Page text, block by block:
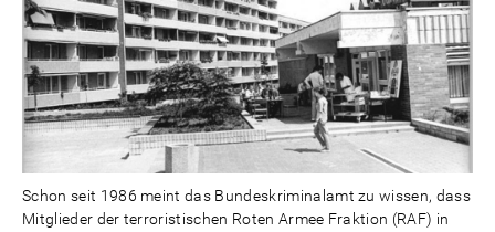
Schon seit 1986 meint das Bundeskriminalamt zu wissen, dass
Mitglieder der terroristischen Roten Armee Fraktion (RAF) in